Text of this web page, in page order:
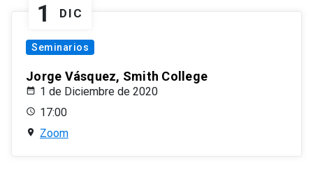
1 DIC
Seminarios
Jorge Vásquez, Smith College
1 de Diciembre de 2020
17:00
Zoom